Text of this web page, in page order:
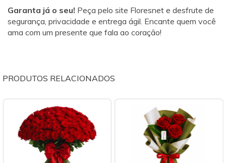
Garanta já o seu! Peça pelo site Floresnet e desfrute de
segurança, privacidade e entrega ágil. Encante quem você
ama com um presente que fala ao coração!
PRODUTOS RELACIONADOS